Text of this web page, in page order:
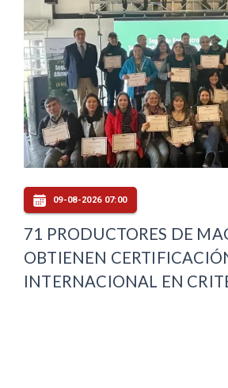
09-08-2026 07:00
71 PRODUCTORES DE
OBTIENEN
INTERNACIONAL EN